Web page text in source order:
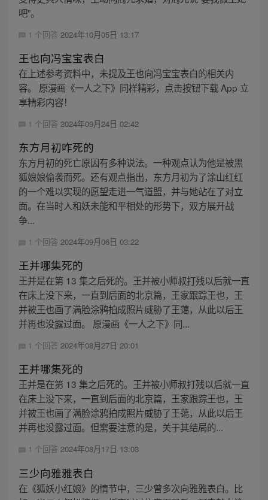
吧”。
1 个回答 2024年10月05日 13:17
王也向冯宝宝表白
在上述参考资料中，未提及王也向冯宝宝表白的相关内
容。 原漫画《一人之下》同样精彩，点击按钮下载 App 立
享精彩内容！
1 个回答 2024年09月24日 02:42
东方月初咋死的
东方月初的死亡原因有多种说法。一种观点认为他是被黑
狐娘娘偷袭而死。还有观点指出，东方月初为了涂山红红
的一个难以实现的愿望走进一气道盟，并与她站在了对立
面。在当时人和妖未能和平相处的形势下，双方展开战
争...
1 个回答 2024年09月06日 03:22
王并哪集死的
王并是在第 13 集之后死的。王并被小师叔打残以后就一直
在床上没下来，一直到后面的北京篇，王家跟踪王也，王
并被王也画了满脸涂鸦拍成照片威胁了王蔼，从此以后王
并再也没露过面。 原漫画《一人之下》同...
1 个回答 2024年08月27日 20:01
王并哪集死的
王并是在第 13 集之后死的。王并被小师叔打残以后就一直
在床上没下来，一直到后面的北京篇，王家跟踪王也，王
并被王也画了满脸涂鸦拍成照片威胁了王蔼，从此以后王
并再也没露过面。但需要注意的是，关于其结局的...
1 个回答 2024年08月17日 13:03
三少向雅雅表白
在《狐妖小红娘》的情节中，三少曾多次向雅雅表白。比